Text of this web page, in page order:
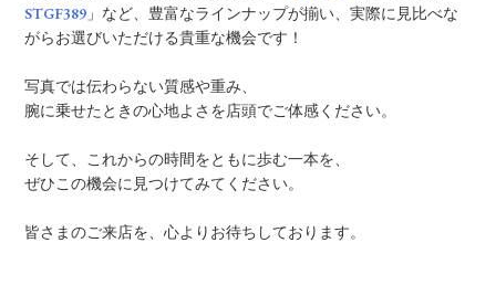
STGF389 」など、豊富なラインナップが揃い、実際に見比べな
がらお選びいただける貴重な機会です！
写真では伝わらない質感や重み、
腕に乗せたときの心地よさを店頭でご体感ください。
そして、これからの時間をともに歩む一本を、
ぜひこの機会に見つけてみてください。
皆さまのご来店を、心よりお待ちしております。